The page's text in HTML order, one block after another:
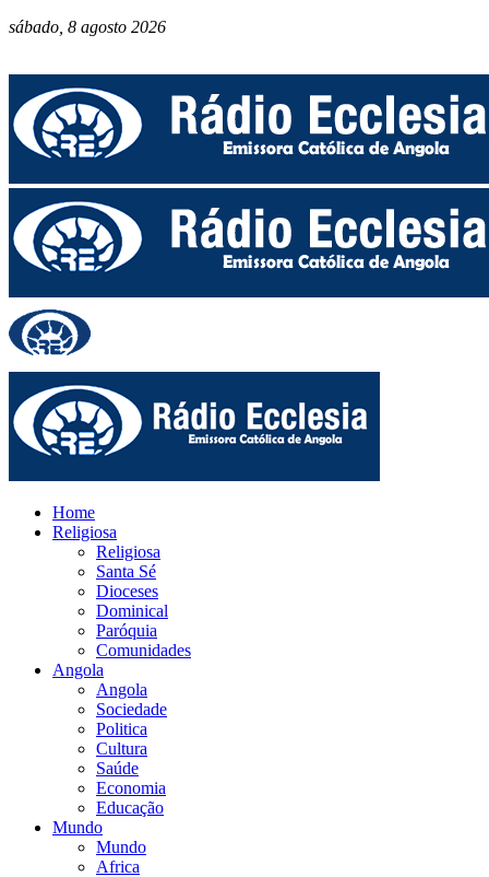
sábado, 8 agosto 2026
Home
Religiosa
Religiosa
Santa Sé
Dioceses
Dominical
Paróquia
Comunidades
Angola
Angola
Sociedade
Politica
Cultura
Saúde
Economia
Educação
Mundo
Mundo
Africa